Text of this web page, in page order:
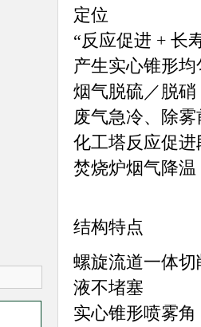
定位
“反应促进 + 长
产生实心锥形
烟气脱硫／脱硝
废气急冷、除
化工塔反应促进
焚烧炉烟气降温
结构特点
螺旋流道一体
液不堵塞
实心锥形喷雾角